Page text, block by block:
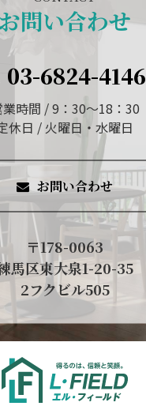
お問い合わせ
03-6824-4146
業時間 / 9：30～18：30
休日 / 火曜日・水曜日
お問い合わせ
〒178-0063
馬区東大泉1-20-35
2フクビル505